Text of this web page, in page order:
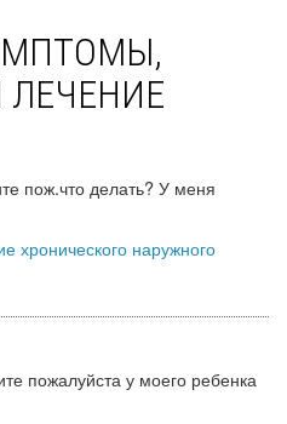
пож.что делать? У меня
хронического наружного
пожалуйста у моего ребенка